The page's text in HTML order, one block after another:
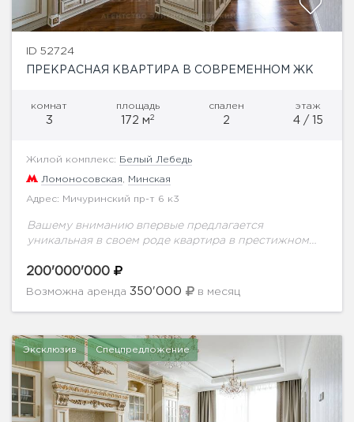
ID 52724
ПРЕКРАСНАЯ КВАРТИРА В СОВРЕМЕННОМ ЖК
комнат
3
площадь
172 м2
спален
2
этаж
4 / 15
Жилой комплекс: Белый Лебедь
Ломоносовская Минская
Адрес: Мичуринский пр-т 6 к3
Вашему вниманию впервые предлагается
уникальная в своем роде квартира в престижном
с применением натуральных дорогостоящих
материалов. Идеальной планировкой
200'000'000
Возможна аренда 350'000 в месяц
Эксклюзив Спецпредложение